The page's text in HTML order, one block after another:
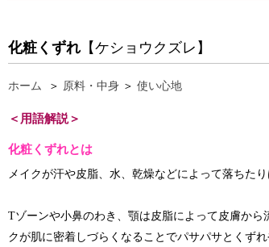
化粧くずれ【ケショウクズレ】
ホーム ＞ 原料・中身 ＞ 使い心地
＜用語解説＞
化粧くずれとは
メイクが汗や皮脂、水、乾燥などによって落ちた
Tゾーンや小鼻のわき、顎は皮脂によって皮膚か
クが肌に密着しづらくなることでパサパサとくず